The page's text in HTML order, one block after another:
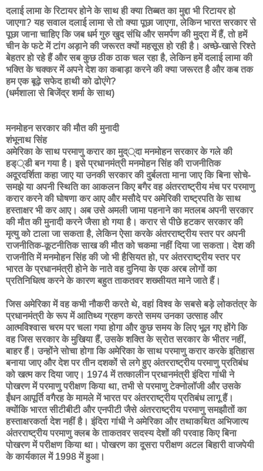
दलाई लामा के रिटायर होने के साथ ही क्या तिब्बत का मुद्दा भी रिटायर हो
जाएगा? यह सवाल दलाई लामा से तो क्या पूछा जाएगा, लेकिन भारत सरकार से
पूछा जाना चाहिए कि जब धर्म गुरु खुद संधि और समर्पण की मुद्रा में हैं, तो हमें
चीन के फटे में टांग अड़ाने की जरूरत क्यों महसूस हो रही है। अच्छे-खासे रिश्ते
बेहतर हो रहे हैं और सब कुछ ठीक ठाक चल रहा है, लेकिन हमें दलाई लामा की
भक्ति के चक्कर में अपने देश का कबाड़ा करने की क्या जरूरत है और कब तक
हम एक बूढ़े सफेद हाथी को ढोएंगे?
(धर्मशाला से बिजेंद्र शर्मा के साथ)
मनमोहन सरकार की मौत की मुनादी
शंभूनाथ सिंह
अमेरिका के साथ परमाणु करार का मुद््दा मनमोहन सरकार के गले की
हड््डी बन गया है। इसे प्रधानमंत्री मनमोहन सिंह की राजनीतिक
अदूरदर्शिता कहा जाए या उनकी सरकार की दुर्बलता माना जाए कि बिना सोचे-
समझे या अपनी स्थिति का आकलन किए बगैर वह अंतरराष्ट्रीय मंच पर परमाणु
करार करने की घोषणा कर आए और मसौदे पर अमेरिकी राष्ट्रपति के साथ
हस्ताक्षर भी कर आए। अब उसे अमली जामा पहनाने का मतलब अपनी सरकार
की मौत की मुनादी करने जैसा हो गया है। करार से पीछे हटकर सरकार की
मृत्यु को टाला जा सकता है, लेकिन ऐसा करके अंतरराष्ट्रीय स्तर पर अपनी
राजनीतिक-कूटनीतिक साख की मौत को चकमा नहीं दिया जा सकता। देश की
राजनीति में मनमोहन सिंह की जो भी हैसियत हो, पर अंतरराष्ट्रीय स्तर पर
भारत के प्रधानमंत्री होने के नाते वह दुनिया के एक अरब लोगों का
प्रतिनिधित्व करने के कारण बहुत ताकतवर शख्सीयत माने जाते हैं।
जिस अमेरिका में वह कभी नौकरी करते थे, वहां विश्व के सबसे बड़े लोकतंत्र के
प्रधानमंत्री के रूप में आतिथ्य ग्रहण करते समय उनका उत्साह और
आत्मविश्वास चरम पर चला गया होगा और कुछ समय के लिए भूल गए होंगे कि
वह जिस सरकार के मुखिया हैं, उसके शक्ति के स्रोत सरकार के भीतर नहीं,
बाहर हैं। उन्होंने सोचा होगा कि अमेरिका के साथ परमाणु करार करके इतिहास
बनाया जाए और देश पर तीन दशकों से लगे हुए अंतरराष्ट्रीय परमाणु प्रतिबंध
को खत्म कर दिया जाए। 1974 में तत्कालीन प्रधानमंत्री इंदिरा गांधी ने
पोखरण में परमाणु परीक्षण किया था, तभी से परमाणु टेक्नोलॉजी और उसके
ईंधन आपूर्ति वगैरह के मामले में भारत पर अंतरराष्ट्रीय प्रतिबंध लागू हैं।
क्योंकि भारत सीटीबीटी और एनपीटी जैसे अंतरराष्ट्रीय परमाणु समझौतों का
हस्ताक्षरकर्ता देश नहीं है। इंदिरा गांधी ने अमेरिका और तथाकथित अभिजात्य
अंतरराष्ट्रीय परमाणु क्लब के ताकतवर सदस्य देशों की परवाह किए बिना
पोखरण में परीक्षण किया था। पोखरण का दूसरा परीक्षण अटल बिहारी वाजपेयी
के कार्यकाल में 1998 में हुआ।